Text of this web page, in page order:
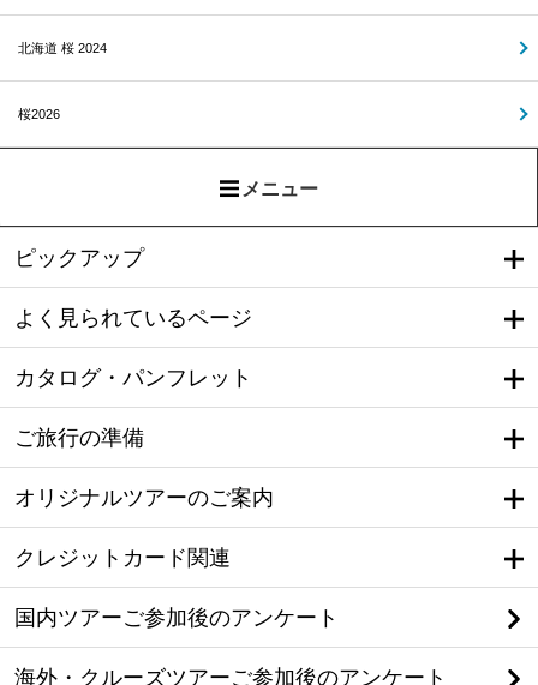
北海道 桜 2024
桜2026
メニュー
ピックアップ
よく見られているページ
カタログ・パンフレット
ご旅行の準備
オリジナルツアーのご案内
クレジットカード関連
国内ツアーご参加後のアンケート
海外・クルーズツアーご参加後のアンケート